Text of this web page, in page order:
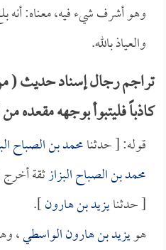
وهو أشرف شيء فيه، معناه: أنه
والعياذ بالله.
تراجم رجال إسناد حديث (
كاذباً فليتبوأ بوجهه مقعده من
قوله: [ حدثنامحمد بن الصباح
محمد بن الصباح البزازثقة
[ حدثنايزيد بن هارون].
هويزيد بن هارون الواسطي،